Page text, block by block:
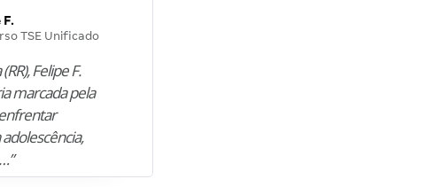
F.
TSE Unificado
Felipe F.
marcada pela